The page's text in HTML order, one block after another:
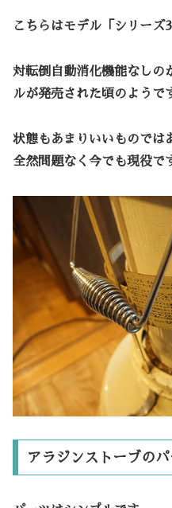
こちらはモデル「シリーズ
対転倒自動消化機能なしの
ルが発売された頃のようで
状態もあまりいいものでは
全然問題なく今でも現役で
アラジンストーブの